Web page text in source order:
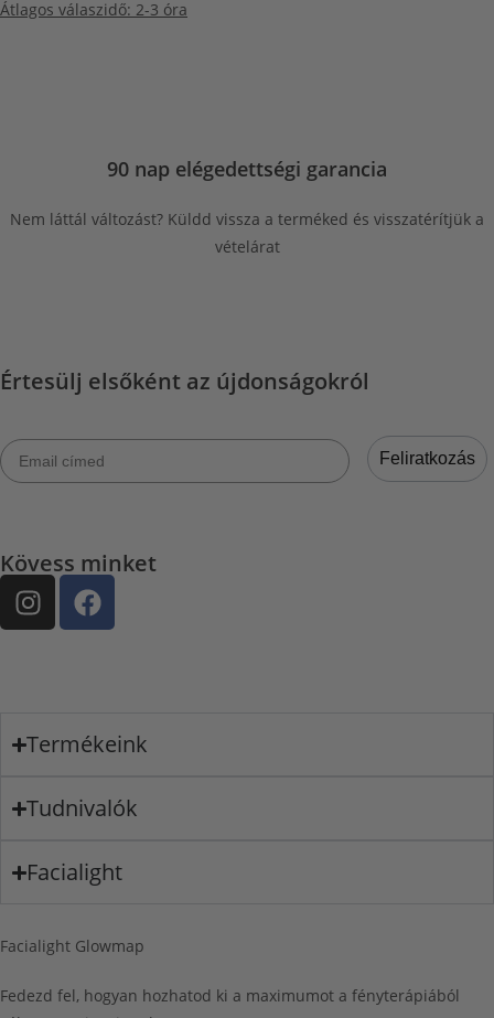
Átlagos válaszidő: 2-3 óra
90 nap elégedettségi garancia
Nem láttál változást? Küldd vissza a terméked és visszatérítjük a
vételárat
Értesülj elsőként az újdonságokról
Email címed
Feliratkozás
Kövess minket
Termékeink
Tudnivalók
Facialight
Facialight Glowmap
Fedezd fel, hogyan hozhatod ki a maximumot a fényterápiából